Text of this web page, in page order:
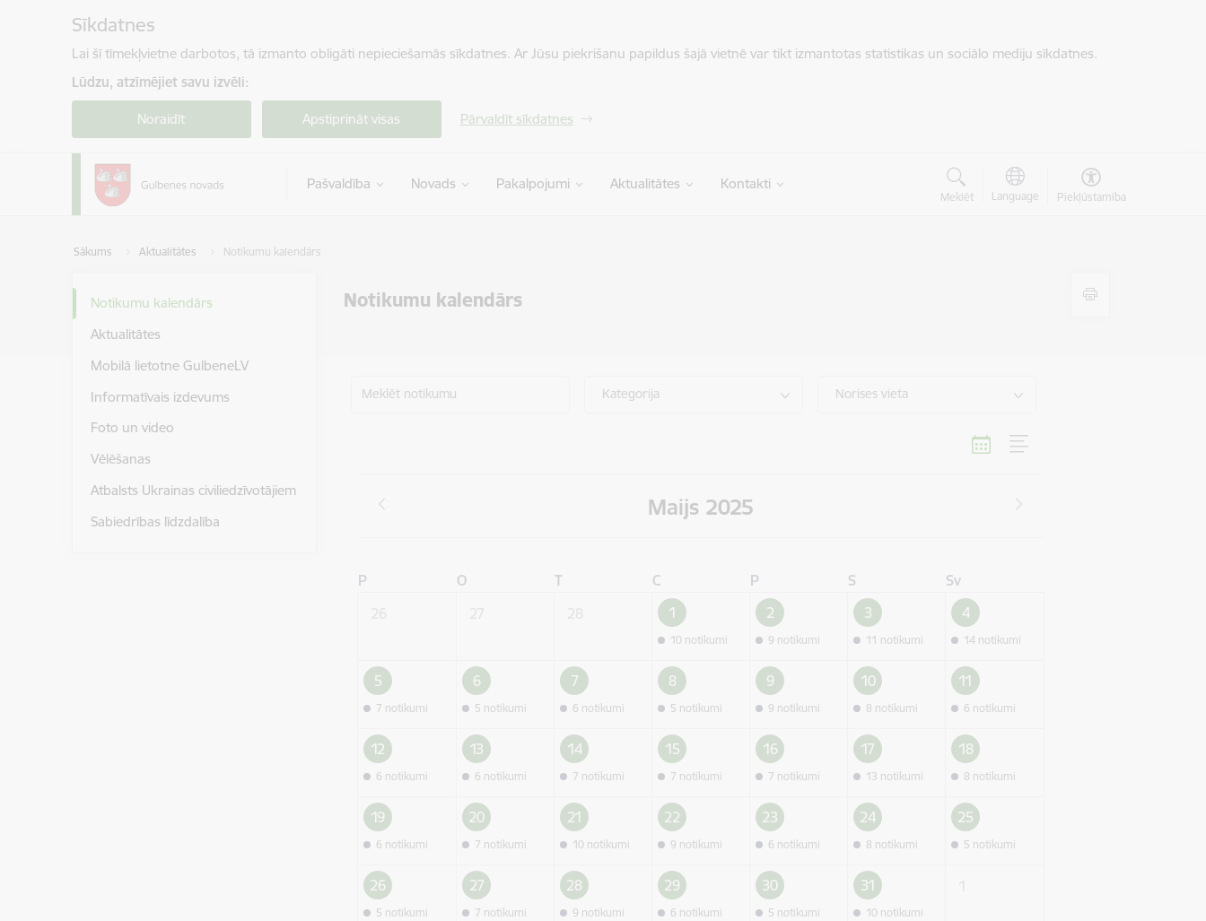
Sīkdatnes
Lai šī tīmekļvietne darbotos, tā izmanto obligāti nepieciešamās sīkdatnes. Ar Jūsu piekrišanu papildus šajā vietnē var tikt izmantotas statistikas un sociālo mediju sīkdatnes.
Lūdzu, atzīmējiet savu izvēli:
Noraidīt Apstiprināt visas Pārvaldīt sīkdatnes
Pašvaldība Novads Pakalpojumi Aktualitātes Kontakti
Meklēt Language Piekļūstamība
Sākums Aktualitātes Notikumu kalendārs
Notikumu kalendārs
Notikumu kalendārs
Aktualitātes
Mobilā lietotne GulbeneLV
Informatīvais izdevums
Foto un video
Vēlēšanas
Atbalsts Ukrainas civiliedzīvotājiem
Sabiedrības līdzdalība
Meklēt notikumu Kategorija Norises vieta
Maijs 2025
P O T C P S
Sv
1
10 notikumi
2
9 notikumi
3
11 notikumi
4
14 notikumi
5
7 notikumi
6
5 notikumi
7
6 notikumi
8
5 notikumi
9
9 notikumi
10
8 notikumi
11
6 notikumi
12
6 notikumi
13
6 notikumi
14
7 notikumi
15
7 notikumi
16
7 notikumi
17
13 notikumi
18
8 notikumi
19
6 notikumi
20
7 notikumi
21
10 notikumi
22
9 notikumi
23
6 notikumi
24
8 notikumi
25
5 notikumi
26
5 notikumi
27
7 notikumi
28
9 notikumi
29
6 notikumi
30
5 notikumi
31
10 notikumi